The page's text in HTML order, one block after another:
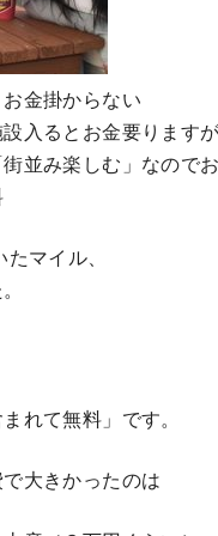
金掛からない
入るとお金要りますが
並み楽しむ」なので
マイル、
れて無料」です。
大きかったのは